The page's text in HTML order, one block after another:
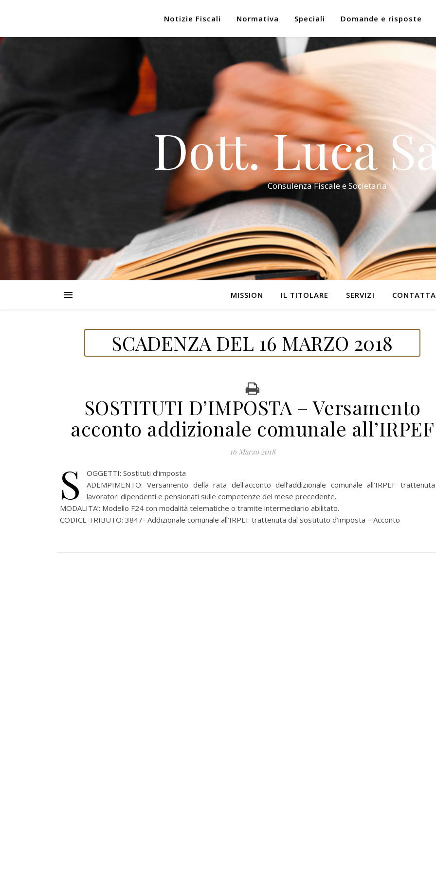
Notizie Fiscali Normativa Speciali Domande e risposte
Dott. Luca
Consulenza Fiscale e Societaria
MISSION IL TITOLARE SERVIZI
SCADENZA DEL 16 MARZO 2018
SOSTITUTI D’IMPOSTA – Versamento
acconto addizionale comunale all’IRPEF
16 Marzo 2018
S
OGGETTI: Sostituti d’imposta
ADEMPIMENTO: Versamento della rata dell'acconto dell’addizionale comunale all’IRPEF
lavoratori dipendenti e pensionati sulle competenze del mese precedente.
MODALITA’: Modello F24 con modalità telematiche o tramite intermediario abilitato.
CODICE TRIBUTO: 3847- Addizionale comunale all’IRPEF trattenuta dal sostituto d’imposta – Acconto